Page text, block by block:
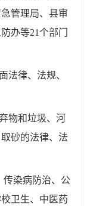
管理局、县审
办等21个部门
法律、法规、
物和垃圾、河
砂的法律、法
传染病防治、公
卫生、中医药